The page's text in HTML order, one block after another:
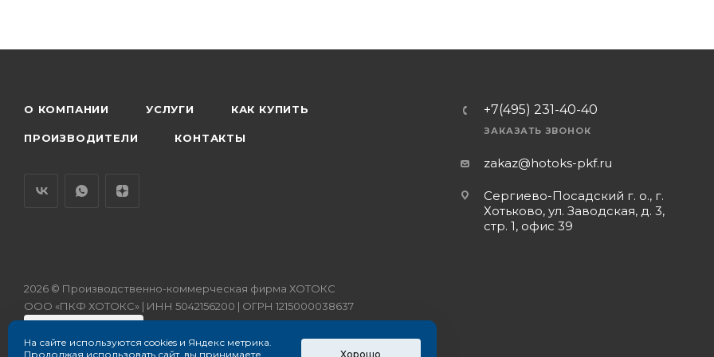
О КОМПАНИИ УСЛУГИ КАК КУПИТЬ
ПРОИЗВОДИТЕЛИ КОНТАКТЫ
+7(495) 231-40-40
ЗАКАЗАТЬ ЗВОНОК
zakaz@hotoks-pkf.ru
Сергиево-Посадский г. о., г.
Хотьково, ул. Заводская, д. 3,
стр. 1, офис 39
2026 © Производственно-коммерческая фирма ХОТОКС
ООО «ПКФ ХОТОКС» | ИНН 5042156200 | ОГРН 1215000038637
На сайте используются cookies и Яндекс метрика.
Продолжая использовать сайт, вы принимаете
Хорошо